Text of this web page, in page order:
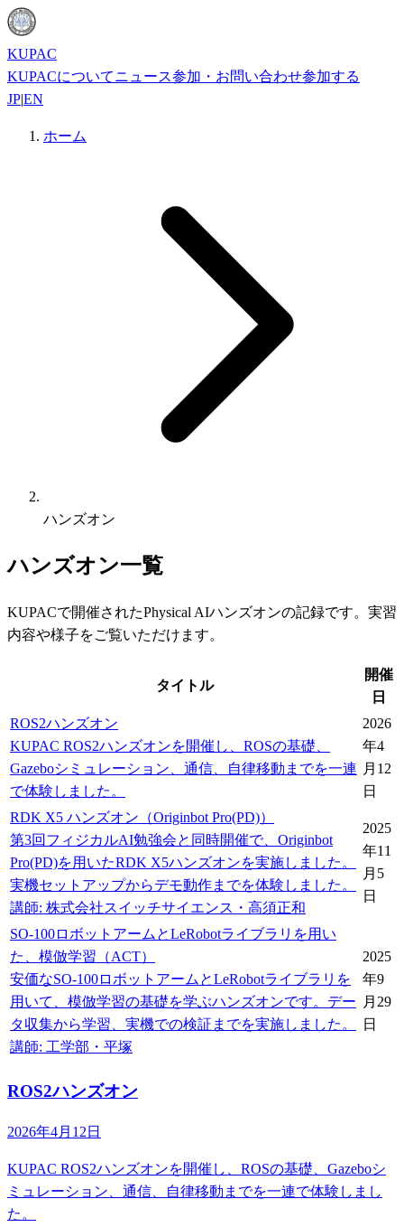
KUPAC
KUPACについてニュース参加・お問い合わせ参加する
JP|EN
ホーム
ハンズオン
ハンズオン一覧
KUPACで開催されたPhysical AIハンズオンの記録です。実習
内容や様子をご覧いただけます。
タイトル
開催
日
ROS2ハンズオン
KUPAC ROS2ハンズオンを開催し、ROSの基礎、
Gazeboシミュレーション、通信、自律移動までを一連
で体験しました。
2026
年4
月12
日
RDK X5 ハンズオン（Originbot Pro(PD)）
第3回フィジカルAI勉強会と同時開催で、Originbot
Pro(PD)を用いたRDK X5ハンズオンを実施しました。
実機セットアップからデモ動作までを体験しました。
講師: 株式会社スイッチサイエンス・高須正和
2025
年11
月5
日
SO-100ロボットアームとLeRobotライブラリを用い
た、模倣学習（ACT）
安価なSO-100ロボットアームとLeRobotライブラリを
用いて、模倣学習の基礎を学ぶハンズオンです。デー
タ収集から学習、実機での検証までを実施しました。
講師: 工学部・平塚
2025
年9
月29
日
ROS2ハンズオン
2026年4月12日
KUPAC ROS2ハンズオンを開催し、ROSの基礎、Gazeboシ
ミュレーション、通信、自律移動までを一連で体験しまし
た。